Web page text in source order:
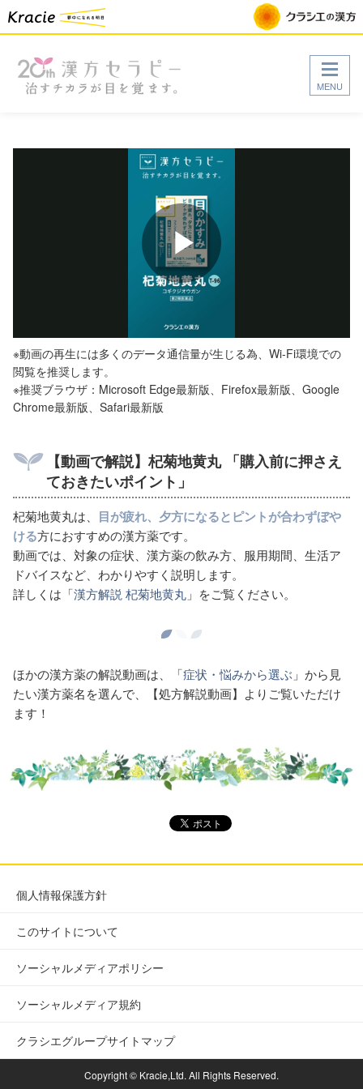
MENU
Play
Video
※動画の再生には多くのデータ通信量が生じる為、Wi-Fi環境での
閲覧を推奨します。
※推奨ブラウザ：Microsoft Edge最新版、Firefox最新版、Google
Chrome最新版、Safari最新版
【動画で解説】杞菊地黄丸 「購入前に押さえ
ておきたいポイント」
杞菊地黄丸は、 目が疲れ、夕方になるとピントが合わずぼや
ける方におすすめの漢方薬です。
動画では、対象の症状、漢方薬の飲み方、服用期間、生活ア
ドバイスなど、わかりやすく説明します。
詳しくは「漢方解説 杞菊地黄丸 」をご覧ください。
ほかの漢方薬の解説動画は、「症状・悩みから選ぶ 」から見
たい漢方薬名を選んで、【処方解説動画】よりご覧いただけ
ます！
個人情報保護方針
このサイトについて
ソーシャルメディアポリシー
ソーシャルメディア規約
クラシエグループサイトマップ
Copyright © Kracie,Ltd. All Rights Reserved.